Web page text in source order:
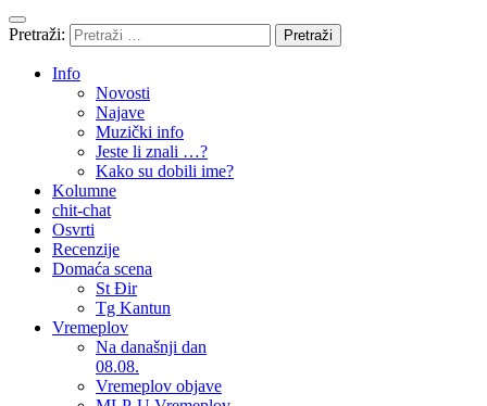
1960 – 1970
1950 – 1960
Autori
Pretraži:
Info
Novosti
Najave
Muzički info
Jeste li znali …?
Kako su dobili ime?
Kolumne
chit-chat
Osvrti
Recenzije
Domaća scena
St Đir
Tg Kantun
Vremeplov
Na današnji dan
08.08.
Vremeplov objave